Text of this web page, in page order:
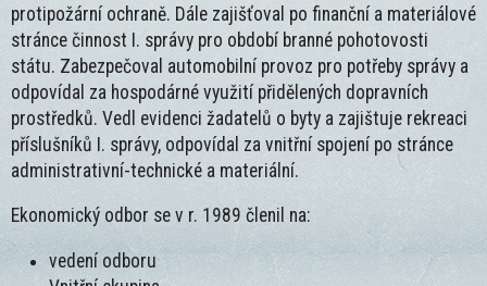
protipožární ochraně. Dále zajišťoval po finanční a materiálové
stránce činnost I. správy pro období branné pohotovosti
státu. Zabezpečoval automobilní provoz pro potřeby správy a
odpovídal za hospodárné využití přidělených dopravních
prostředků. Vedl evidenci žadatelů o byty a zajištuje rekreaci
příslušníků I. správy, odpovídal za vnitřní spojení po stránce
administrativní-technické a materiální.
Ekonomický odbor se v r. 1989 členil na:
vedení odboru